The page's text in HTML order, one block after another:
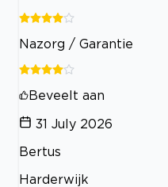
Nazorg / Garantie
Beveelt aan
31 July 2026
Bertus
Harderwijk